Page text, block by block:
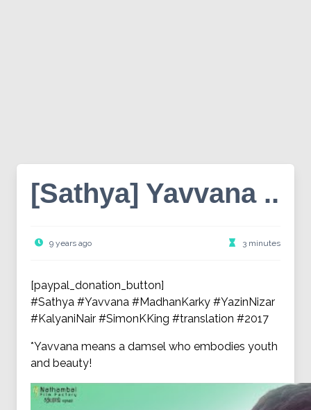
[Sathya] Yavvana ..
9 years ago 3 minutes
[paypal_donation_button]
#Sathya #Yavvana #MadhanKarky #YazinNizar
#KalyaniNair #SimonKKing #translation #2017
*Yavvana means a damsel who embodies youth
and beauty!